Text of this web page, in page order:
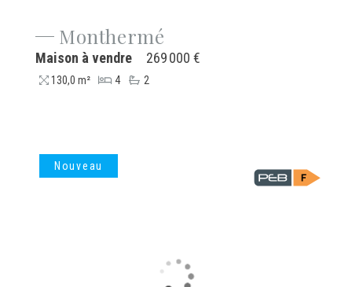
Monthermé
269 000 €
Maison à vendre
130,0 m² 4 2
Nouveau